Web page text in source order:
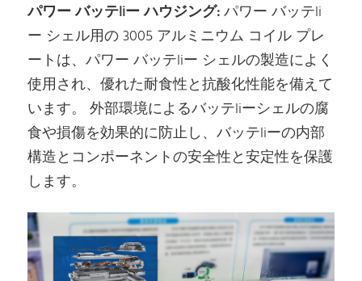
パワー バッテliー ハウジング:パワー バッテli
ー シェル用の 3005 アルミニウム コイル プレ
ートは、パワー バッテliー シェルの製造によく
使用され、優れた耐食性と抗酸化性能を備えて
います。 外部環境によるバッテliーシェルの腐
食や損傷を効果的に防止し、バッテliーの内部
構造とコンポーネントの安全性と安定性を保護
します。